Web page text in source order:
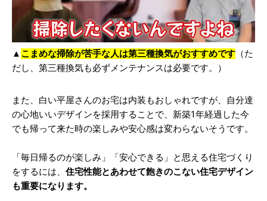
▲ こまめな掃除が苦手な人は第三種換気がおすすめです （た
だし、第三種換気も必ずメンテナンスは必要です。）
また、白い平屋さんのお宅は内装もおしゃれですが、自分達
の心地いいデザインを採用することで、新築1年経過した今
でも帰って来た時の楽しみや安心感は変わらないそうです。
「毎日帰るのが楽しみ」「安心できる」と思える住宅づくり
をするには、 住宅性能とあわせて飽きのこない住宅デザイン
も重要になります。